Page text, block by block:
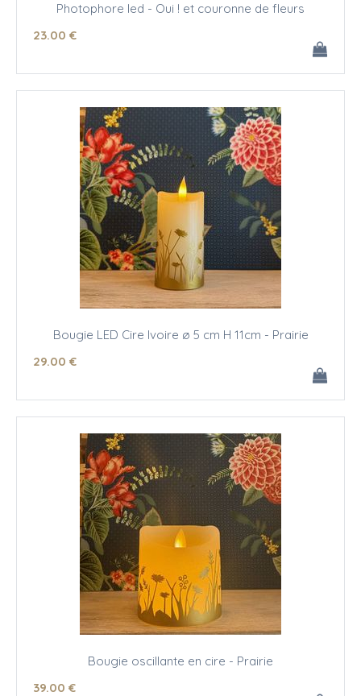
Photophore led - Oui ! et couronne de fleurs
23.00 €
Bougie LED Cire Ivoire ø 5 cm H 11cm - Prairie
29.00 €
Bougie oscillante en cire - Prairie
39.00 €